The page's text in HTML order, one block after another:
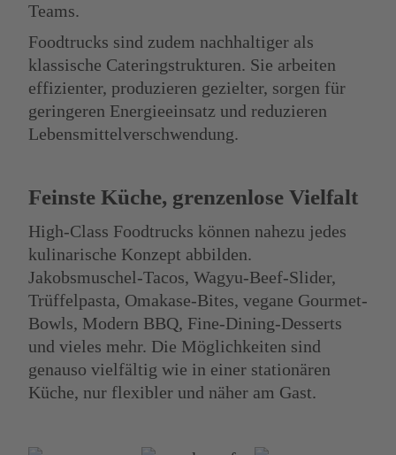
Teams.
Foodtrucks sind zudem nachhaltiger als
klassische Cateringstrukturen. Sie arbeiten
effizienter, produzieren gezielter, sorgen für
geringeren Energieeinsatz und reduzieren
Lebensmittelverschwendung.
Feinste Küche, grenzenlose Vielfalt
High-Class Foodtrucks können nahezu jedes
kulinarische Konzept abbilden.
Jakobsmuschel-Tacos, Wagyu-Beef-Slider,
Trüffelpasta, Omakase-Bites, vegane Gourmet-
Bowls, Modern BBQ, Fine-Dining-Desserts
und vieles mehr. Die Möglichkeiten sind
genauso vielfältig wie in einer stationären
Küche, nur flexibler und näher am Gast.